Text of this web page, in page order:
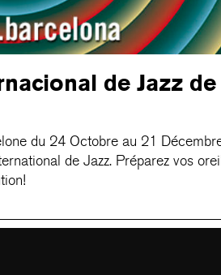
de Jazz de
du 24 Octobre au 21
de Jazz. Préparez vos